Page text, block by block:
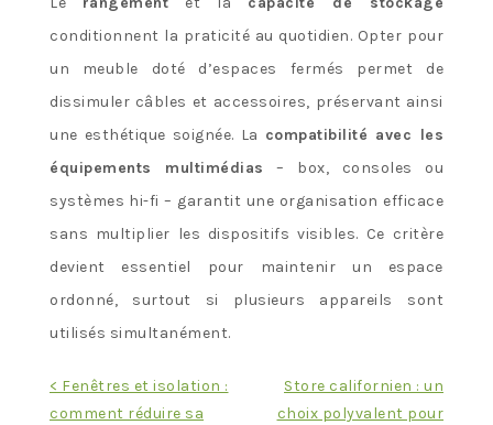
conditionnent la praticité au quotidien. Opter pour
un meuble doté d’espaces fermés permet de
dissimuler câbles et accessoires, préservant ainsi
une esthétique soignée. La compatibilité avec les
équipements multimédias – box, consoles ou
systèmes hi-fi – garantit une organisation efficace
sans multiplier les dispositifs visibles. Ce critère
devient essentiel pour maintenir un espace
ordonné, surtout si plusieurs appareils sont
utilisés simultanément.
Navigation
< Fenêtres et isolation :
comment réduire sa
Store californien : un
choix polyvalent pour